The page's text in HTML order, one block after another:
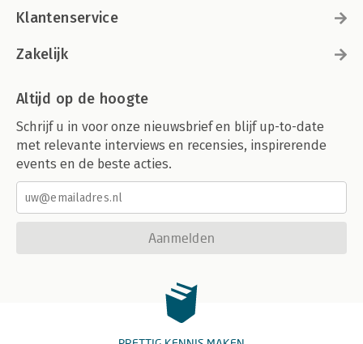
Klantenservice
Zakelijk
Altijd op de hoogte
Schrijf u in voor onze nieuwsbrief en blijf up-to-date
met relevante interviews en recensies, inspirerende
events en de beste acties.
Aanmelden